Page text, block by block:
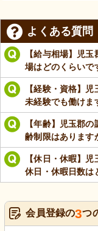
よくある質問
【給与相場】児
場はどのくらいで
【経験・資格】
未経験でも働けま
【年齢】児玉郡
齢制限はあります
【休日・休暇】
休日・休暇日数は
会員登録の3つ